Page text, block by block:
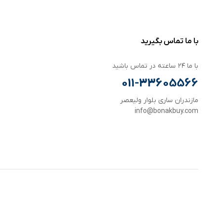
با ما تماس بگیرید
با ما ۲۴ ساعته در تماس باشید
011-33605566
مازندران ساری بلوار ولیعصر
info@bonakbuy.com